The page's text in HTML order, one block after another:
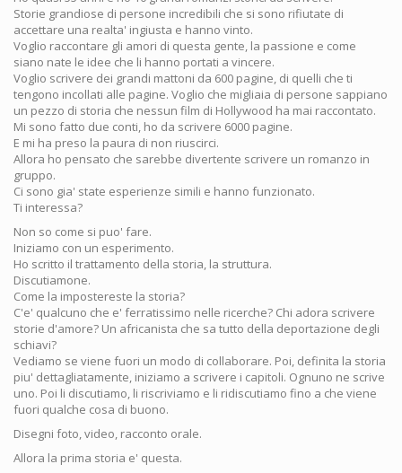
Storie grandiose di persone incredibili che si sono rifiutate di
accettare una realta' ingiusta e hanno vinto.
Voglio raccontare gli amori di questa gente, la passione e come
siano nate le idee che li hanno portati a vincere.
Voglio scrivere dei grandi mattoni da 600 pagine, di quelli che ti
tengono incollati alle pagine. Voglio che migliaia di persone sappiano
un pezzo di storia che nessun film di Hollywood ha mai raccontato.
Mi sono fatto due conti, ho da scrivere 6000 pagine.
E mi ha preso la paura di non riuscirci.
Allora ho pensato che sarebbe divertente scrivere un romanzo in
gruppo.
Ci sono gia' state esperienze simili e hanno funzionato.
Ti interessa?
Non so come si puo' fare.
Iniziamo con un esperimento.
Ho scritto il trattamento della storia, la struttura.
Discutiamone.
Come la impostereste la storia?
C'e' qualcuno che e' ferratissimo nelle ricerche? Chi adora scrivere
storie d'amore? Un africanista che sa tutto della deportazione degli
schiavi?
Vediamo se viene fuori un modo di collaborare. Poi, definita la storia
piu' dettagliatamente, iniziamo a scrivere i capitoli. Ognuno ne scrive
uno. Poi li discutiamo, li riscriviamo e li ridiscutiamo fino a che viene
fuori qualche cosa di buono.
Disegni foto, video, racconto orale.
Allora la prima storia e' questa.